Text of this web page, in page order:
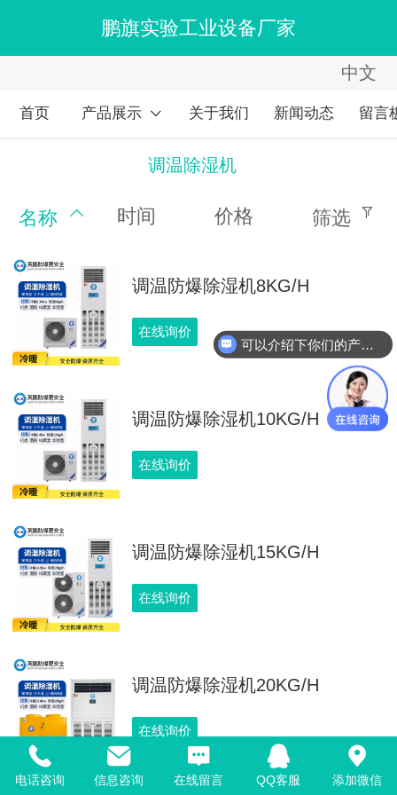
鹏旗实验工业设备厂家
中文
中文
English
首页 产品展示 关于我们 新闻动态 留言
调温除湿机
名称 时间 价格 筛选
调温防爆除湿机8KG/H
在线询价
调温防爆除湿机10KG/H
在线询价
调温防爆除湿机15KG/H
在线询价
调温防爆除湿机20KG/H
在线询价
电话咨询 信息咨询 在线留言 QQ客服 添加微信
可以介绍下你们的产品么？